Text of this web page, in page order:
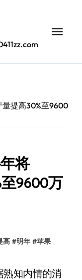
提高30%至9600
将
9600万
高 #明年 #苹果